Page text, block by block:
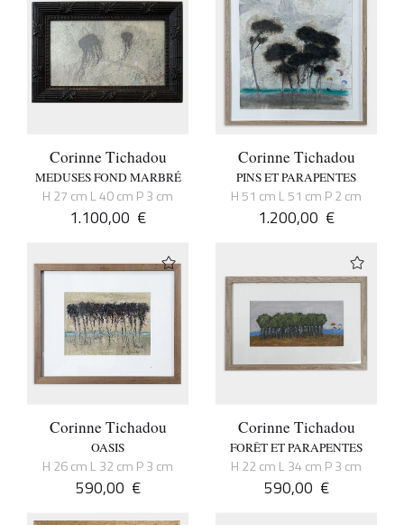
Corinne Tichadou
MEDUSES FOND MARBRÉ
H 27 cm L 40 cm P 3 cm
1.100,00 €
Corinne Tichadou
PINS ET PARAPENTES
H 51 cm L 51 cm P 2 cm
1.200,00 €
Corinne Tichadou
OASIS
H 26 cm L 32 cm P 3 cm
590,00 €
Corinne Tichadou
FORÊT ET PARAPENTES
H 22 cm L 34 cm P 3 cm
590,00 €